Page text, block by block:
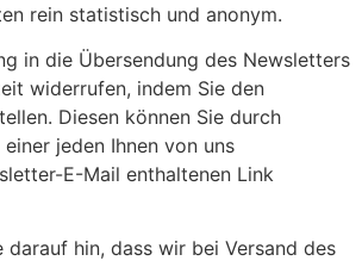
rein statistisch und anonym.
in die Übersendung des Newsletters
widerrufen, indem Sie den
Diesen können Sie durch
jeden Ihnen von uns
E-Mail enthaltenen Link
darauf hin, dass wir bei Versand des